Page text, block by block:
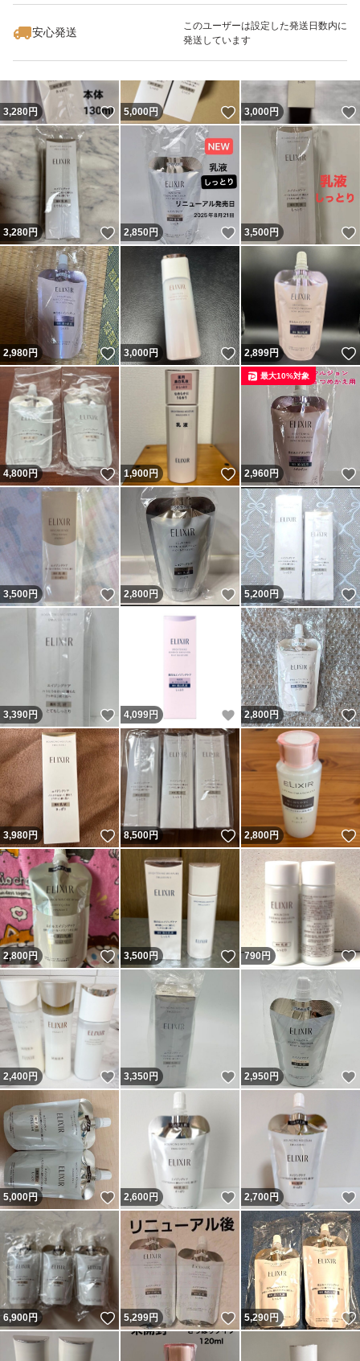
安心発送
このユーザーは設定した発送日数内に
発送しています
3,280円 いいね！
5,000円 いいね！
3,000円
3,280円 いいね！
2,850円 いいね！
3,500円
2,980円 いいね！
3,000円 いいね！
2,899円
4,800円 いいね！
1,900円 いいね！
2,960円
最大10%対象
3,500円 いいね！
2,800円 いいね！
5,200円
3,390円 いいね！
4,099円 いいね！
2,800円
3,980円 いいね！
8,500円 いいね！
2,800円
2,800円 いいね！
3,500円 いいね！
790円
2,400円 いいね！
3,350円 いいね！
2,950円
5,000円 いいね！
2,600円 いいね！
2,700円
6,900円 いいね！
5,299円 いいね！
5,290円